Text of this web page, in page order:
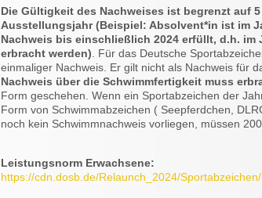
Die Gültigkeit des Nachweises ist begrenzt auf
Ausstellungsjahr (Beispiel: Absolvent*in ist im
Nachweis bis einschließlich 2024 erfüllt, d.h. im
erbracht werden) . Für das Deutsche
einmaliger Nachweis. Er gilt nicht als Nachweis für
Nachweis über die Schwimmfertigkeit muss
Form geschehen. Wenn ein Sportabzeichen der
Form von Schwimmabzeichen ( Seepferdchen,
noch kein Schwimmnachweis vorliegen, müssen
Leistungsnorm Erwachsene:
https://cdn.dosb.de/Relaunch_2024/